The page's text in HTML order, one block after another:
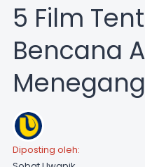
5 Film
Bencana
Diposting oleh: